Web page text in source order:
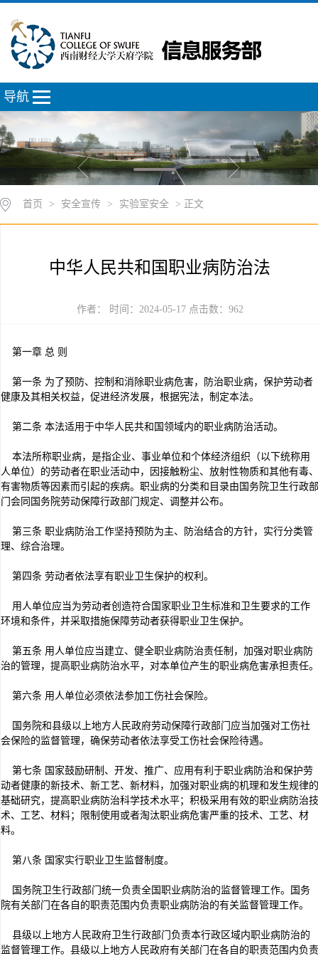
导航
首页 > 安全宣传 > 实验室安全 > 正文
中华人民共和国职业病防治法
作者： 时间：2024-05-17 点击数： 962
第一章 总 则
第一条 为了预防、控制和消除职业病危害，防治职业病，保护劳动者
健康及其相关权益，促进经济发展，根据宪法，制定本法。
第二条 本法适用于中华人民共和国领域内的职业病防治活动。
本法所称职业病，是指企业、事业单位和个体经济组织（以下统称用
人单位）的劳动者在职业活动中，因接触粉尘、放射性物质和其他有毒、
有害物质等因素而引起的疾病。职业病的分类和目录由国务院卫生行政部
门会同国务院劳动保障行政部门规定、调整并公布。
第三条 职业病防治工作坚持预防为主、防治结合的方针，实行分类管
理、综合治理。
第四条 劳动者依法享有职业卫生保护的权利。
用人单位应当为劳动者创造符合国家职业卫生标准和卫生要求的工作
环境和条件，并采取措施保障劳动者获得职业卫生保护。
第五条 用人单位应当建立、健全职业病防治责任制，加强对职业病防
治的管理，提高职业病防治水平，对本单位产生的职业病危害承担责任。
第六条 用人单位必须依法参加工伤社会保险。
国务院和县级以上地方人民政府劳动保障行政部门应当加强对工伤社
会保险的监督管理，确保劳动者依法享受工伤社会保险待遇。
第七条 国家鼓励研制、开发、推广、应用有利于职业病防治和保护劳
动者健康的新技术、新工艺、新材料，加强对职业病的机理和发生规律的
基础研究，提高职业病防治科学技术水平；积极采用有效的职业病防治技
术、工艺、材料；限制使用或者淘汰职业病危害严重的技术、工艺、材
料。
第八条 国家实行职业卫生监督制度。
国务院卫生行政部门统一负责全国职业病防治的监督管理工作。国务
院有关部门在各自的职责范围内负责职业病防治的有关监督管理工作。
县级以上地方人民政府卫生行政部门负责本行政区域内职业病防治的
监督管理工作。县级以上地方人民政府有关部门在各自的职责范围内负责